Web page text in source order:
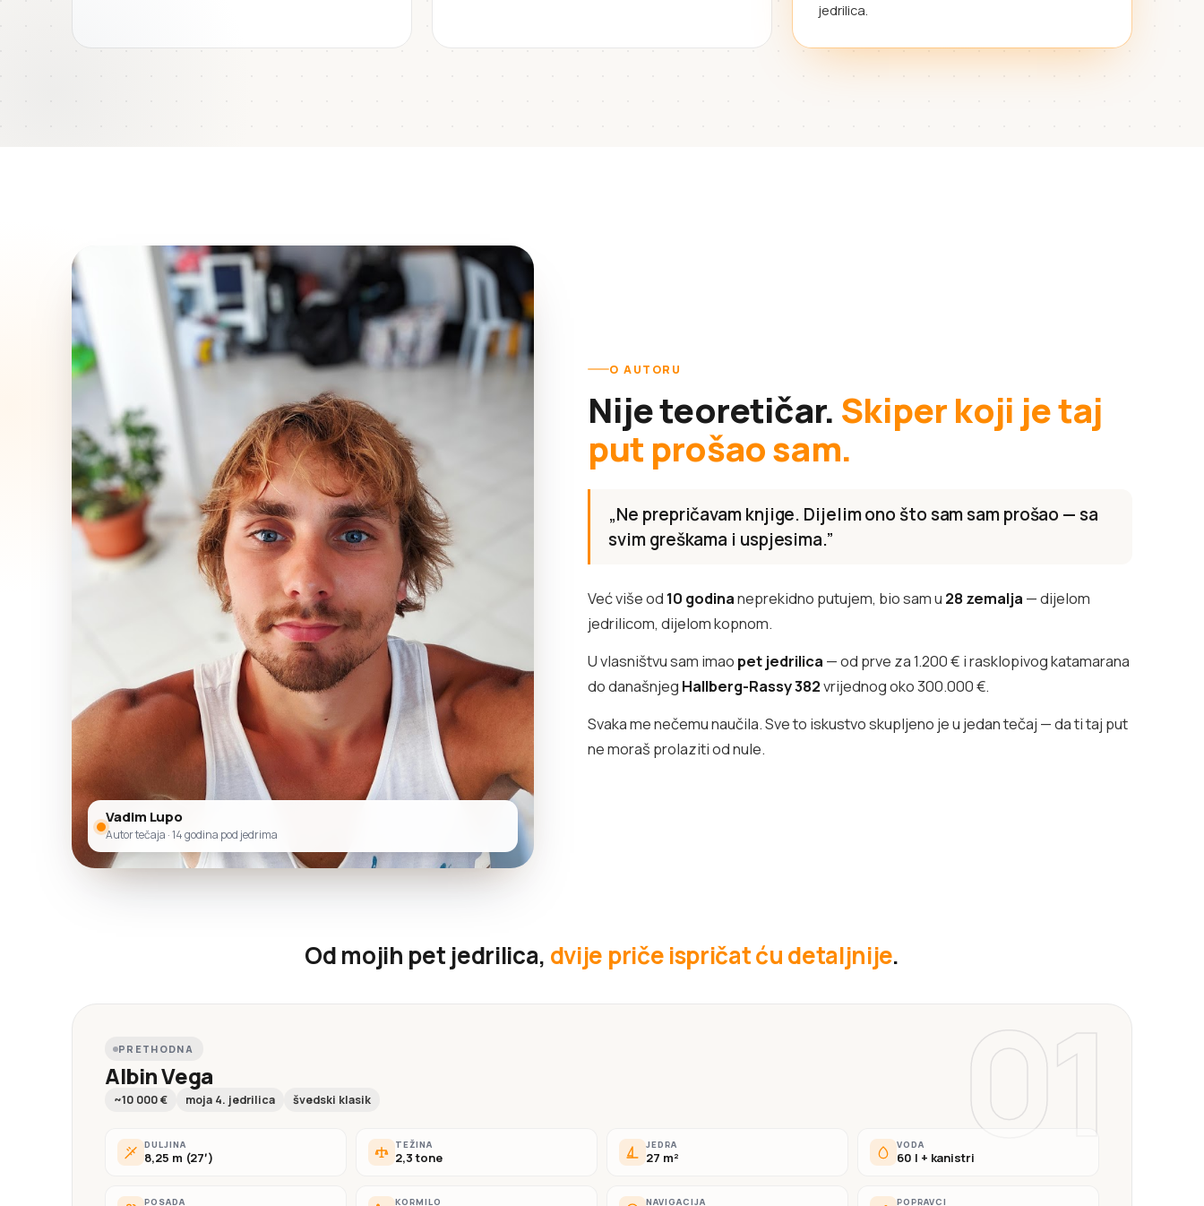
jedrilica.
Vadim Lupo
Autor tečaja · 14 godina pod jedrima
O AUTORU
Nije teoretičar. Skiper koji je taj
put prošao sam.
„Ne prepričavam knjige. Dijelim ono što sam sam prošao — sa
svim greškama i uspjesima.”
Već više od 10 godinaneprekidno putujem, bio sam u 28 zemalja — dijelom
jedrilicom, dijelom kopnom.
U vlasništvu sam imao pet jedrilica — od prve za 1.200 € i rasklopivog katamarana
do današnjeg Hallberg-Rassy 382vrijednog oko 300.000 €.
Svaka me nečemu naučila. Sve to iskustvo skupljeno je u jedan tečaj — da ti taj put
ne moraš prolaziti od nule.
Od mojih pet jedrilica, dvije priče ispričat ću detaljnije.
01
PRETHODNA
Albin Vega
~10 000 € moja 4. jedrilica švedski klasik
DULJINA
8,25 m (27′)
TEŽINA
2,3 tone
JEDRA
27 m²
VODA
60 l + kanistri
POSADA KORMILO NAVIGACIJA POPRAVCI